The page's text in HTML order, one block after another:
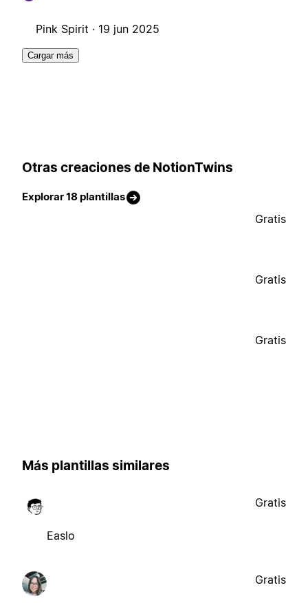
Pink Spirit · 19 jun 2025
Cargar más
Otras creaciones de NotionTwins
Explorar 18 plantillas
Gratis
Gratis
Gratis
Más plantillas similares
Easlo
Gratis
Gratis